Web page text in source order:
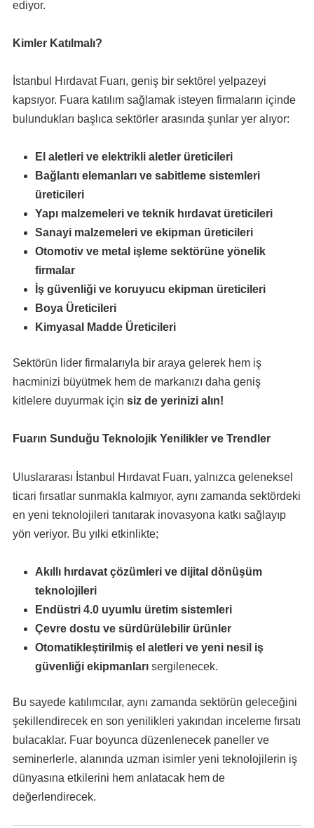
ediyor.
Kimler Katılmalı?
İstanbul Hırdavat Fuarı, geniş bir sektörel yelpazeyi
kapsıyor. Fuara katılım sağlamak isteyen firmaların içinde
bulundukları başlıca sektörler arasında şunlar yer alıyor:
El aletleri ve elektrikli aletler üreticileri
Bağlantı elemanları ve sabitleme sistemleri
üreticileri
Yapı malzemeleri ve teknik hırdavat üreticileri
Sanayi malzemeleri ve ekipman üreticileri
Otomotiv ve metal işleme sektörüne yönelik
firmalar
İş güvenliği ve koruyucu ekipman üreticileri
Boya Üreticileri
Kimyasal Madde Üreticileri
Sektörün lider firmalarıyla bir araya gelerek hem iş
hacminizi büyütmek hem de markanızı daha geniş
kitlelere duyurmak için siz de yerinizi alın!
Fuarın Sunduğu Teknolojik Yenilikler ve Trendler
Uluslararası İstanbul Hırdavat Fuarı, yalnızca geleneksel
ticari fırsatlar sunmakla kalmıyor, aynı zamanda sektördeki
en yeni teknolojileri tanıtarak inovasyona katkı sağlayıp
yön veriyor. Bu yılki etkinlikte;
Akıllı hırdavat çözümleri ve dijital dönüşüm
teknolojileri
Endüstri 4.0 uyumlu üretim sistemleri
Çevre dostu ve sürdürülebilir ürünler
Otomatikleştirilmiş el aletleri ve yeni nesil iş
güvenliği ekipmanlarısergilenecek.
Bu sayede katılımcılar, aynı zamanda sektörün geleceğini
şekillendirecek en son yenilikleri yakından inceleme fırsatı
bulacaklar. Fuar boyunca düzenlenecek paneller ve
seminerlerle, alanında uzman isimler yeni teknolojilerin iş
dünyasına etkilerini hem anlatacak hem de
değerlendirecek.